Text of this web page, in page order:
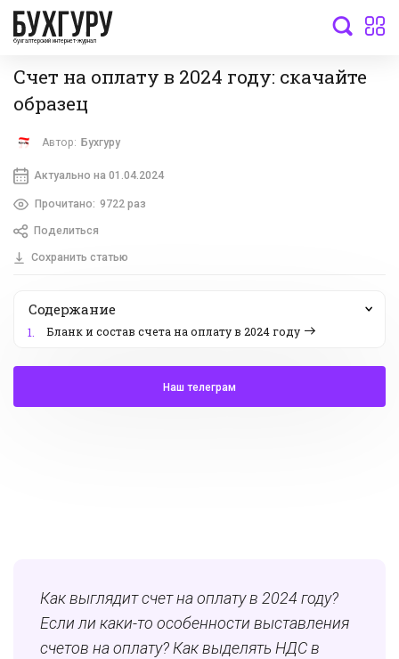
бухгалтерский интернет-журнал
Счет на оплату в 2024 году: скачайте
образец
Автор: Бухгуру
Актуально на 01.04.2024
Прочитано: 9722 раз
Поделиться
Сохранить статью
Содержание
1. Бланк и состав счета на оплату в 2024 году
Наш телеграм
Как выглядит счет на оплату в 2024 году?
Если ли каки-то особенности выставления
счетов на оплату? Как выделять НДС в